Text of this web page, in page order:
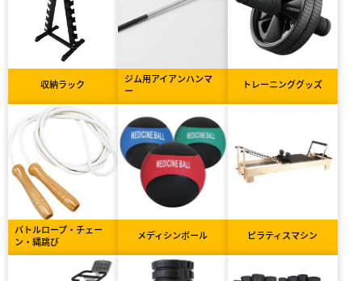
収納ラック
ジム用アイアンハンマ
ー
トレーニンググッズ
バトルロープ・チェー
ン・縄跳び
メディシンボール ピラティスマシン